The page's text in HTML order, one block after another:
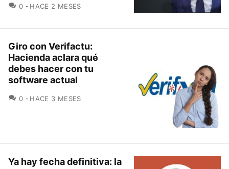
0 COMENTARIOS
HACE 2 MESES
Giro con Verifactu:
Hacienda aclara qué
debes hacer con tu
software actual
0 COMENTARIOS
HACE 3 MESES
Ya hay fecha definitiva: la